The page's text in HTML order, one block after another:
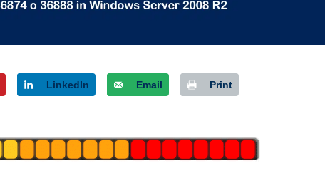
LinkedIn Email Print